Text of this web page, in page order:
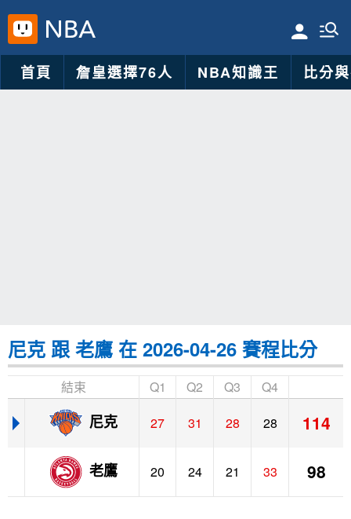
首頁 詹皇選擇76人 NBA知識王 比分
尼克 跟 老鷹 在 2026-04-26 賽程比分
結束 Q1 Q2 Q3 Q4
尼克 27 31 28 28 114
老鷹 20 24 21 33 98